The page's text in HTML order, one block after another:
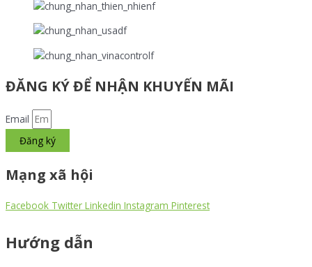
ĐĂNG KÝ ĐỂ NHẬN KHUYẾN MÃI
Email
Đăng ký
Mạng xã hội
Facebook Twitter Linkedin Instagram Pinterest
Hướng dẫn